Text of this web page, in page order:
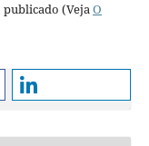
(VejaO